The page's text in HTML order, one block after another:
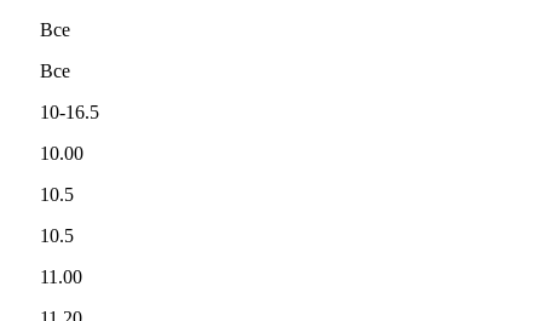
Все
Все
10-16.5
10.00
10.5
10.5
11.00